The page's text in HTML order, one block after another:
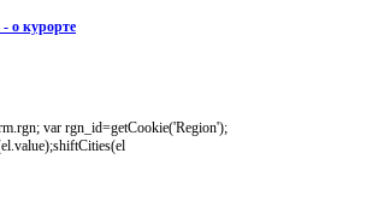
о курорте
var rgn_id=getCookie('Region');